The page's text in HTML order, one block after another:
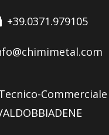
+39.0371.979105
Commerciale